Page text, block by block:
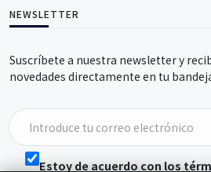
NEWSLETTER
Suscríbete a nuestra newsletter y
novedades directamente en tu
Estoy de acuerdo con los